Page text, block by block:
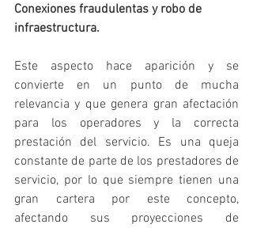
Conexiones fraudulentas y robo de
infraestructura.
Este aspecto hace aparición y se
convierte en un punto de mucha
relevancia y que genera gran afectación
para los operadores y la correcta
prestación del servicio. Es una queja
constante de parte de los prestadores de
servicio, por lo que siempre tienen una
gran cartera por este concepto,
afectando sus proyecciones de